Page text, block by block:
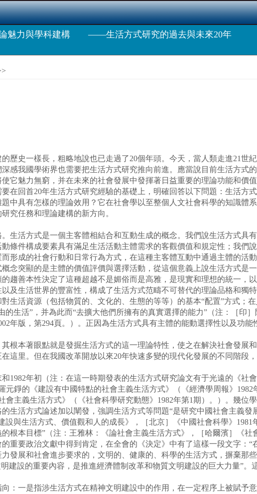
論魅力與學科建構 ——生活方式研究的過去與未來20年
史一樣長，粗略地說也已走過了20個年頭。今天，當人類走進21世
感我國學術界也需要把生活方式研究推向前進。應當說目前生活方式
它魅力無窮，并在未來的社會發展中發揮著日益重要的理論功能和價值
回首20年生活方式研究經驗的基礎上，明確回答以下問題：生活方
中具有怎樣的理論效用？它在社會學以至整個人文社會科學的知識體
究任務和理論建構的新方向。
活方式是一個主客體相結合和互動生成的概念。我們說生活方式具
條件構成要素具有滿足生活活動主體需求的客觀價值和規定性；我們
形成的社會行動和日常行為方式，在這種主客體互動中通過主體的活
念突顯的是主體的價值評價與選擇活動，從這個意義上說生活方式是
趨善本性決定了這種超越不是媚俗而是高雅，是現實和理想的統一，
及生活世界的豐富性，構成了生活方式范疇不可替代的理論品格和獨
生活資源（包括物質的、文化的、生態的等等）的基本“配置”方式；
生活”，并為此而“去擴大他們所擁有的真實選擇的能力”（注：［印
年版，第294頁。）。正因為生活方式具有主體的能動選擇性以及功
本著眼點就是發掘生活方式的這一理論特性，使之在解決社會發展
這里。但在我國改革開放以來20年快速多變的現代化發展的不同階段
年初（注：在這一時期發表的生活方式研究論文有于光遠的《社
元錚的《建設有中國特點的社會主義生活方式》（《經濟學周報》1982
會主義生活方式》（《社會科學研究動態》1982年第1期）。）。幾位
生活方式論述加以闡發，強調生活方式等問題“是研究中國社會主義發
與生活方式、價值觀和人的成長》，［北京］《中國社會科學》1981
根本目標”（注：王雅林：《論社會主義生活方式》，［哈爾濱］《社
重要政治文獻中得到肯定，在全會的《決定》中有了這樣一段文字：“
發展和社會進步要求的，文明的、健康的、科學的生活方式，摒棄那
建設的重要內容，是推進經濟體制改革和物質文明建設的巨大力量”。
一是指涉生活方式在精神文明建設中的作用，在一定程序上被賦予